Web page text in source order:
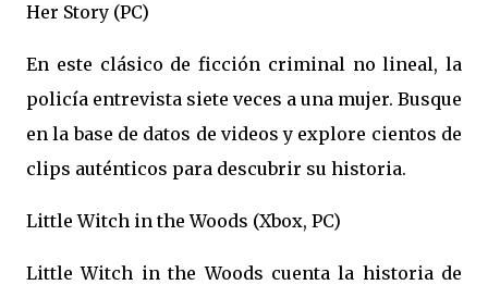
Her Story (PC)
En este clásico de ficción criminal no lineal, la
policía entrevista siete veces a una mujer. Busque
en la base de datos de videos y explore cientos de
clips auténticos para descubrir su historia.
Little Witch in the Woods (Xbox, PC)
Little Witch in the Woods cuenta la historia de